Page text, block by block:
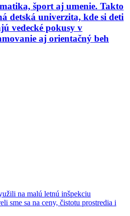
šport aj umenie. Takto
detská univerzita, kde si deti
vedecké pokusy v
aj orientačný beh